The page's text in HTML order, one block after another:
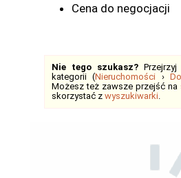
Cena do negocjacji
Nie tego szukasz?
kategorii (Nieruchomości ›
Możesz też zawsze przejść na
skorzystać z wyszukiwarki